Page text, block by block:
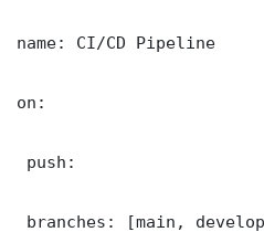
name: CI/CD Pipeline
on:
push:
branches: [main,